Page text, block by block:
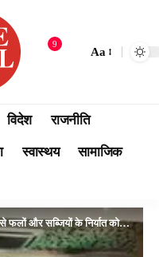
9
Aa
विदेश राजनीति
स्वास्थय सामाजिक
के निर्यात को बढ़ावा देने की भारी संभावनाएं : नितिन गडकरी